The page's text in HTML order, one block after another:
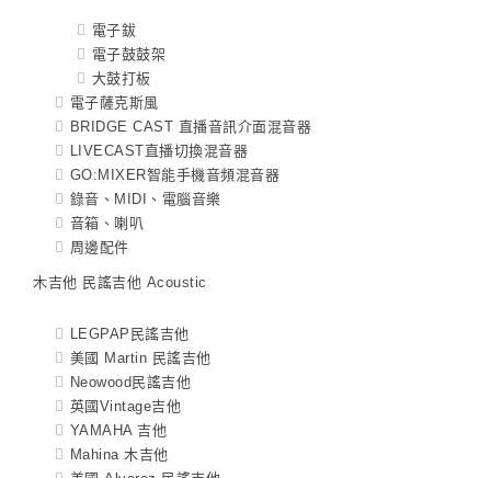
電子鈸
電子鼓鼓架
大鼓打板
電子薩克斯風
BRIDGE CAST 直播音訊介面混音器
LIVECAST直播切換混音器
GO:MIXER智能手機音頻混音器
錄音、MIDI、電腦音樂
音箱、喇叭
周邊配件
木吉他 民謠吉他 Acoustic
LEGPAP民謠吉他
美國 Martin 民謠吉他
Neowood民謠吉他
英國Vintage吉他
YAMAHA 吉他
Mahina 木吉他